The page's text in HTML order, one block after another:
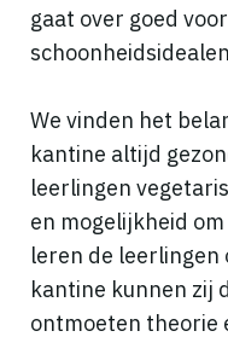
gaat over goed
We vinden het
kantine altijd
leerlingen
en mogelijkheid
leren de leerlingen
kantine kunnen zij
ontmoeten theorie